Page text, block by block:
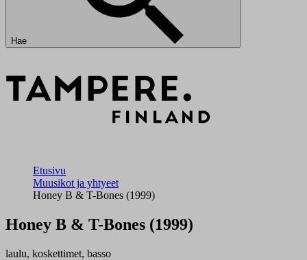
Hae
Etusivu
Muusikot ja yhtyeet
Honey B & T-Bones (1999)
Honey B & T-Bones (1999)
laulu, koskettimet, basso